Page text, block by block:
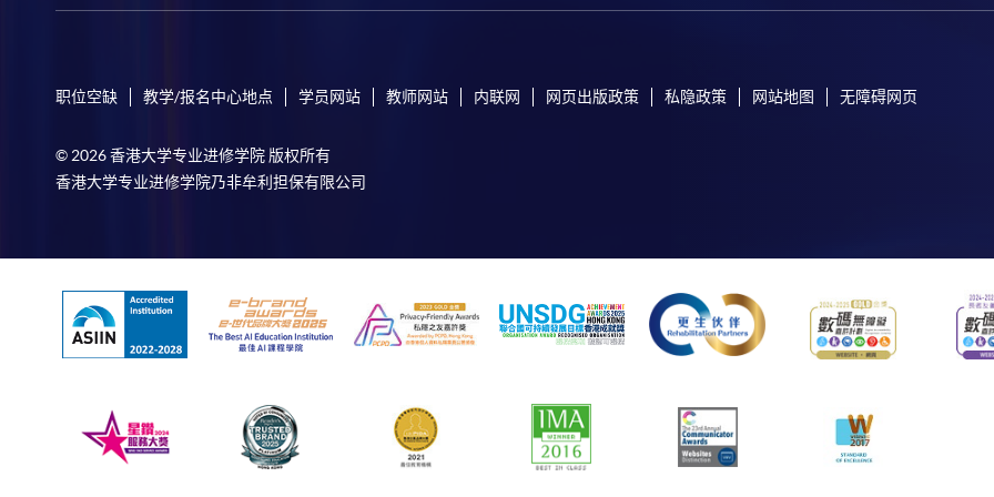
职位空缺 教学/报名中心地点 学员网站 教师网站 内联网 网页出版政策 私隐政策 网站地图 无障碍网页
© 2026 香港大学专业进修学院 版权所有
香港大学专业进修学院乃非牟利担保有限公司